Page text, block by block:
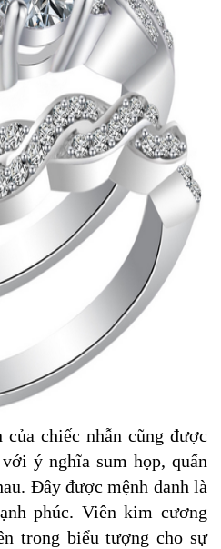
chiếc nhẫn cũng được
ý nghĩa sum họp, quấn
Đây được mệnh danh là
phúc. Viên kim cương
trong biểu tượng cho sự